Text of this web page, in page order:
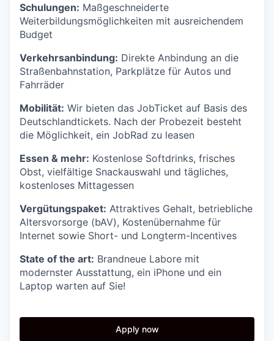
Schulungen: Maßgeschneiderte
Weiterbildungsmöglichkeiten mit ausreichendem
Budget
Verkehrsanbindung: Direkte Anbindung an die
Straßenbahnstation, Parkplätze für Autos und
Fahrräder
Mobilität: Wir bieten das JobTicket auf Basis des
Deutschlandtickets. Nach der Probezeit besteht
die Möglichkeit, ein JobRad zu leasen
Essen & mehr: Kostenlose Softdrinks, frisches
Obst, vielfältige Snackauswahl und tägliches,
kostenloses Mittagessen
Vergütungspaket: Attraktives Gehalt, betriebliche
Altersvorsorge (bAV), Kostenübernahme für
Internet sowie Short- und Longterm-Incentives
State of the art: Brandneue Labore mit
modernster Ausstattung, ein iPhone und ein
Laptop warten auf Sie!
Apply now